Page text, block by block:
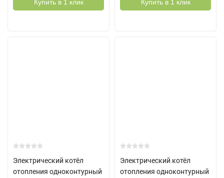
Купить в 1 клик Купить в 1 клик
Электрический котёл
отопления одноконтурный
Электрический котёл
отопления одноконтурный